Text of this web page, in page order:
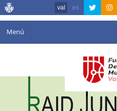
val es
Menú
Agenda
Instal·lacions